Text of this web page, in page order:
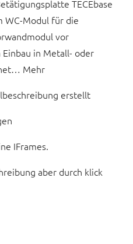
TECEbase
WC-Modul für die
vor
in Metall- oder
Mehr
erstellt
IFrames.
aber durch klick